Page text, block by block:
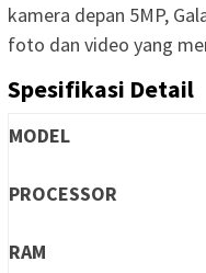
kamera depan 5MP,
foto dan video yang
Spesifikasi Detail
MODEL
PROCESSOR
RAM